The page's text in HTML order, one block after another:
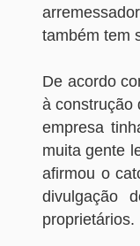
também tem
De acordo
à construção
empresa
muita gente
afirmou o
divulgação
proprietários.